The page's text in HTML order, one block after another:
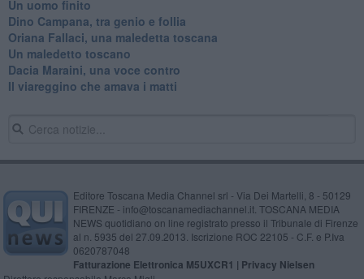
Un uomo finito
​Dino Campana, tra genio e follia
​Oriana Fallaci, una maledetta toscana
​Un maledetto toscano
​Dacia Maraini, una voce contro
​Il viareggino che amava i matti
Editore Toscana Media Channel srl - Via Dei Martelli, 8 - 50129
FIRENZE - info@toscanamediachannel.it. TOSCANA MEDIA
NEWS quotidiano on line registrato presso il Tribunale di Firenze
al n. 5935 del 27.09.2013. Iscrizione ROC 22105 - C.F. e P.Iva
0620787048
Fatturazione Elettronica M5UXCR1 | Privacy Nielsen